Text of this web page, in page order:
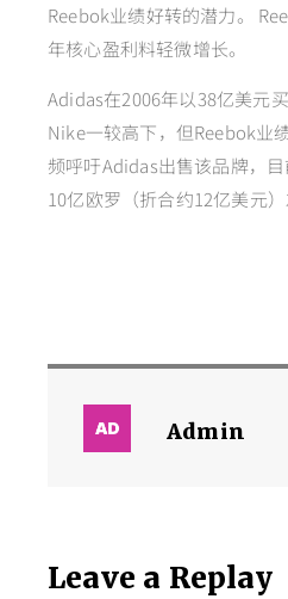
Reebok业绩好转的潜力。
年核心盈利料轻微增长。
Adidas在2006年以38亿美元
Nike一较高下，但Reebok业
频呼吁Adidas出售该品牌，
10亿欧罗（折合约12亿美元）
Admin
Leave a Replay